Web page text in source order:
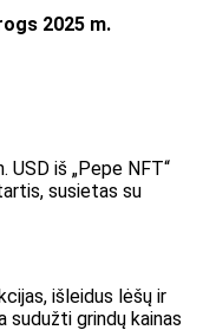
2025 m.
USD iš „Pepe NFT“
susietas su
išleidus lėšų ir
sudužti grindų kainas